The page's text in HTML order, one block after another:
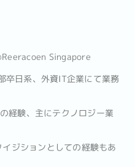
Singapore
卒日系、外資IT企業にて業務
経験、主にテクノロジー業
ジションとしての経験もあ